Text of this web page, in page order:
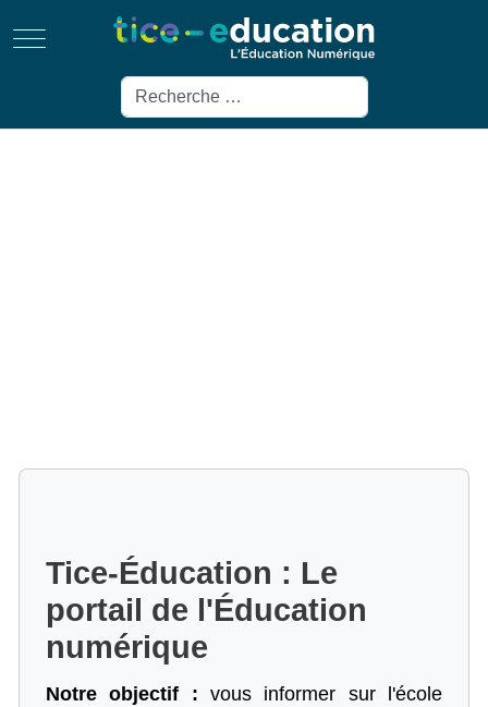
Mobile Menu Toggle
Rechercher
Tice-Éducation : Le
portail de l'Éducation
numérique
Notre objectif : vous informer sur l'école